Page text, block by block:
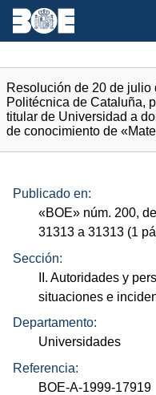
Resolución de 20 de julio
Politécnica de Cataluña,
titular de Universidad a
de conocimiento de
Publicado en:
«BOE» núm. 200,
31313 a 31313 (1
Sección:
II. Autoridades y
situaciones e
Departamento:
Universidades
Referencia:
BOE-A-1999-17919